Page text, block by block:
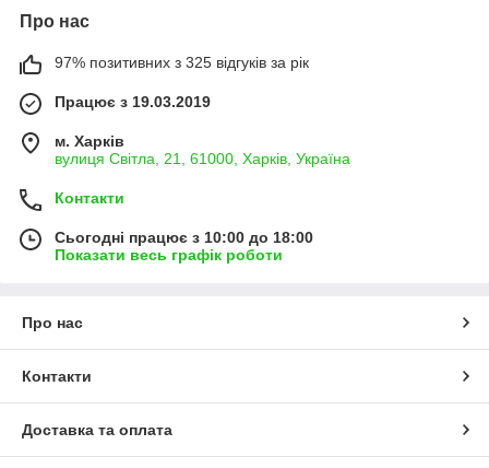
Про нас
97% позитивних з 325 відгуків за рік
Працює з 19.03.2019
м. Харків
вулиця Світла, 21, 61000, Харків, Україна
Контакти
Сьогодні працює з 10:00 до 18:00
Показати весь графік роботи
Про нас
Контакти
Доставка та оплата